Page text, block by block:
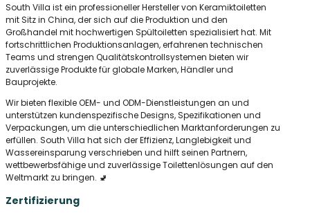
South Villa ist ein professioneller Hersteller von Keramiktoiletten
mit Sitz in China, der sich auf die Produktion und den
Großhandel mit hochwertigen Spültoiletten spezialisiert hat. Mit
fortschrittlichen Produktionsanlagen, erfahrenen technischen
Teams und strengen Qualitätskontrollsystemen bieten wir
zuverlässige Produkte für globale Marken, Händler und
Bauprojekte.
Wir bieten flexible OEM- und ODM-Dienstleistungen an und
unterstützen kundenspezifische Designs, Spezifikationen und
Verpackungen, um die unterschiedlichen Marktanforderungen zu
erfüllen. South Villa hat sich der Effizienz, Langlebigkeit und
Wassereinsparung verschrieben und hilft seinen Partnern,
wettbewerbsfähige und zuverlässige Toilettenlösungen auf den
Weltmarkt zu bringen. 🚽
Zertifizierung